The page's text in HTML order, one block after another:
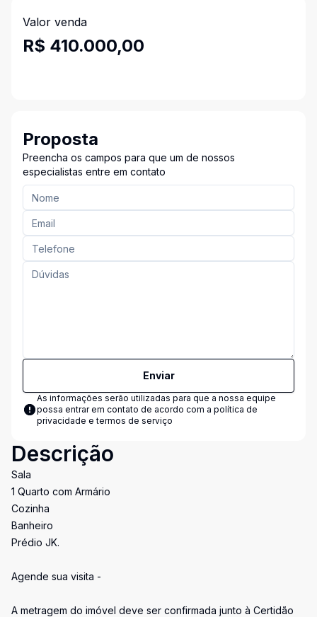
Valor venda
R$ 410.000,00
Proposta
Preencha os campos para que um de nossos
especialistas entre em contato
Enviar
As informações serão utilizadas para que a nossa equipe
possa entrar em contato de acordo com a política de
privacidade e termos de serviço
Descrição
Sala
1 Quarto com Armário
Cozinha
Banheiro
Prédio JK.
Agende sua visita -
A metragem do imóvel deve ser confirmada junto à Certidão